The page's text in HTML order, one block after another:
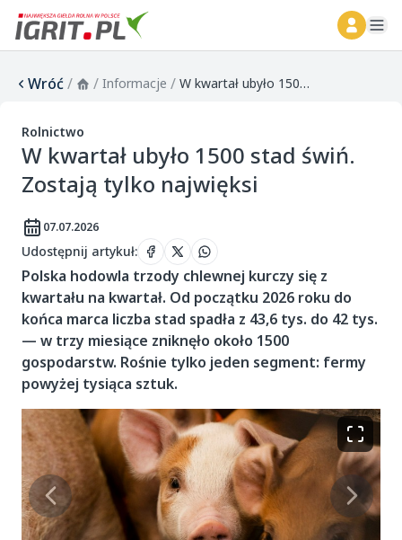
Wróć/ / Informacje / W kwartał ubyło 1500 stad świń. Zostają tylko najwięksi
Rolnictwo
W kwartał ubyło 1500 stad świń.
Zostają tylko najwięksi
07.07.2026
Udostępnij artykuł:
Polska hodowla trzody chlewnej kurczy się z
kwartału na kwartał. Od początku 2026 roku do
końca marca liczba stad spadła z 43,6 tys. do 42 tys.
— w trzy miesiące zniknęło około 1500
gospodarstw. Rośnie tylko jeden segment: fermy
powyżej tysiąca sztuk.